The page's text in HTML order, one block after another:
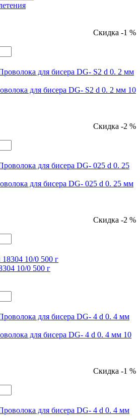
Скидка -1 %
для бисера DG- S2 d 0. 2 мм 10
Скидка -2 %
для бисера DG- 025 d 0. 25 мм
Скидка -2 %
10/0 500 г
для бисера DG- 4 d 0. 4 мм 10
Скидка -1 %